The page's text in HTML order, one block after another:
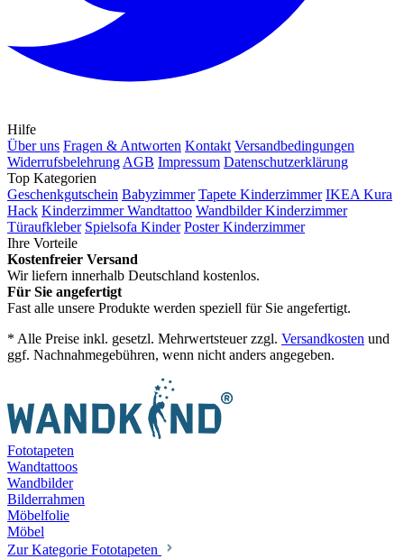
Hilfe
Über uns Fragen & Antworten Kontakt Versandbedingungen
Widerrufsbelehrung AGB Impressum Datenschutzerklärung
Top Kategorien
Geschenkgutschein Babyzimmer Tapete Kinderzimmer IKEA Kura
Hack Kinderzimmer Wandtattoo Wandbilder Kinderzimmer
Türaufkleber Spielsofa Kinder Poster Kinderzimmer
Ihre Vorteile
Kostenfreier Versand
Wir liefern innerhalb Deutschland kostenlos.
Für Sie angefertigt
Fast alle unsere Produkte werden speziell für Sie angefertigt.
* Alle Preise inkl. gesetzl. Mehrwertsteuer zzgl. Versandkosten und
ggf. Nachnahmegebühren, wenn nicht anders angegeben.
Fototapeten
Wandtattoos
Wandbilder
Bilderrahmen
Möbelfolie
Möbel
Zur Kategorie Fototapeten